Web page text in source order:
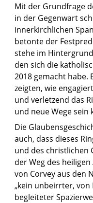
Mit der Grundfrage
in der Gegenwart
innerkirchlichen
betonte der
stehe im
den sich die
2018 gemacht habe.
zeigten, wie
und verletzend das
und neue Wege sein
Die
auch, dass dieses
und des christlichen
der Weg des
von Corvey aus den
„kein unbeirrter,
begleiteter